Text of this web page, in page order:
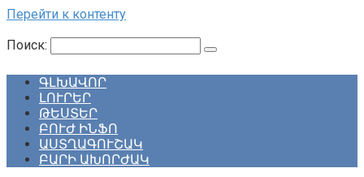
Перейти к контенту
Поиск:
ԳԼԽԱՎՈՐ
ԼՈՒՐԵՐ
ԹԵՍՏԵՐ
ԲՈՒԺ ԻՆՖՈ
ԱՍՏՂԱԳՈՒՇԱԿ
ԲԱՐԻ ԱԽՈՐԺԱԿ